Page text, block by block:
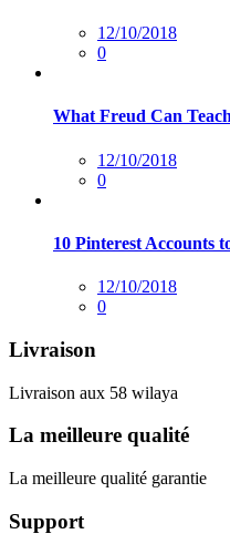
Posted
sur
12/10/2018
0
What Freud Can
Posted
sur
12/10/2018
0
10 Pinterest Accounts
Posted
sur
12/10/2018
0
Livraison
Livraison aux 58 wilaya
La meilleure qualité
La meilleure qualité garantie
Support